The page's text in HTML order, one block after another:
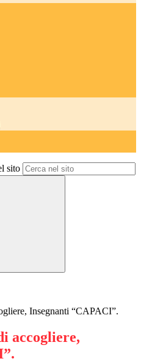
sito
Insegnanti “CAPACI”.
accogliere,